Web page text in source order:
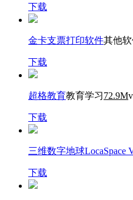
下载
金卡支票打印软件其他
下载
超格教育教育学习72.9M
下载
三维数字地球LocaSpace
下载